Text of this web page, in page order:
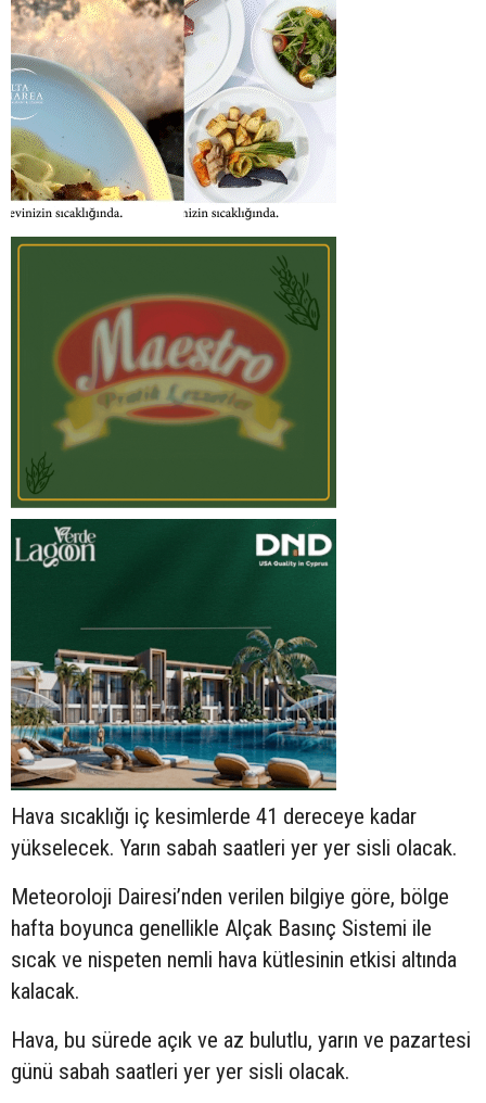
Hava sıcaklığı iç kesimlerde 41 dereceye kadar
yükselecek. Yarın sabah saatleri yer yer sisli olacak.
Meteoroloji Dairesi’nden verilen bilgiye göre, bölge
hafta boyunca genellikle Alçak Basınç Sistemi ile
sıcak ve nispeten nemli hava kütlesinin etkisi altında
kalacak.
Hava, bu sürede açık ve az bulutlu, yarın ve pazartesi
günü sabah saatleri yer yer sisli olacak.